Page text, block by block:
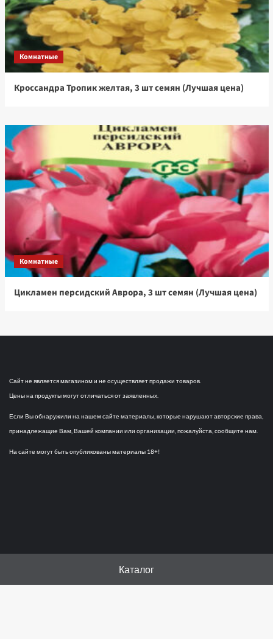
Комнатные
Кроссандра Тропик желтая, 3 шт семян (Лучшая цена)
Комнатные
Цикламен персидский Аврора, 3 шт семян (Лучшая цена)
Сайт не является магазином и не осуществляет продажи товаров.
Цены на продукты могут отличаться от заявленных.
Если Вы обнаружили на нашем сайте материалы, которые нарушают авторские права,
принадлежащие Вам, Вашей компании или организации, пожалуйста, сообщите нам.
На сайте могут быть опубликованы материалы 18+!
Каталог